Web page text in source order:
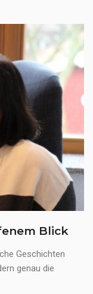
Blick
Geschichten
genau die